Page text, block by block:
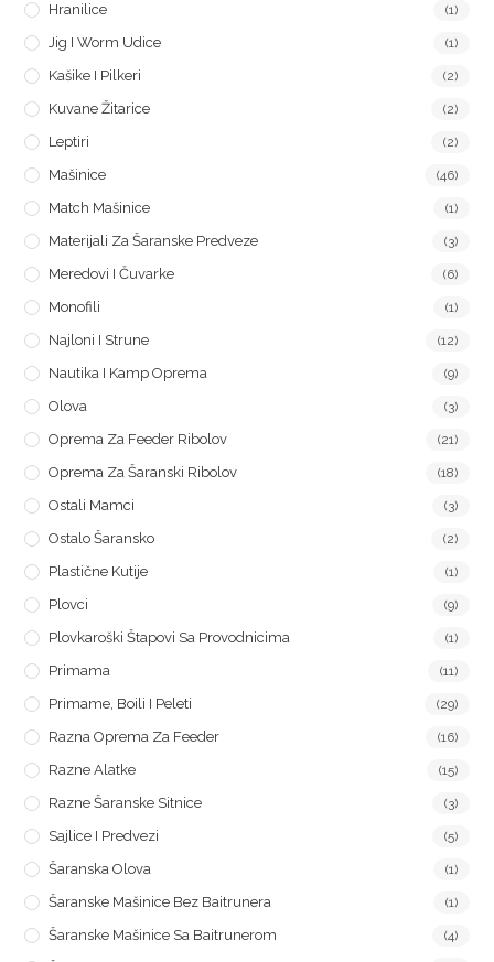
Hranilice (1)
Jig I Worm Udice (1)
Kašike I Pilkeri (2)
Kuvane Žitarice (2)
Leptiri (2)
Mašinice (46)
Match Mašinice (1)
Materijali Za Šaranske Predveze (3)
Meredovi I Čuvarke (6)
Monofili (1)
Najloni I Strune (12)
Nautika I Kamp Oprema (9)
Olova (3)
Oprema Za Feeder Ribolov (21)
Oprema Za Šaranski Ribolov (18)
Ostali Mamci (3)
Ostalo Šaransko (2)
Plastične Kutije (1)
Plovci (9)
Plovkaroški Štapovi Sa Provodnicima (1)
Primama (11)
Primame, Boili I Peleti (29)
Razna Oprema Za Feeder (16)
Razne Alatke (15)
Razne Šaranske Sitnice (3)
Sajlice I Predvezi (5)
Šaranska Olova (1)
Šaranske Mašinice Bez Baitrunera (1)
Šaranske Mašinice Sa Baitrunerom (4)